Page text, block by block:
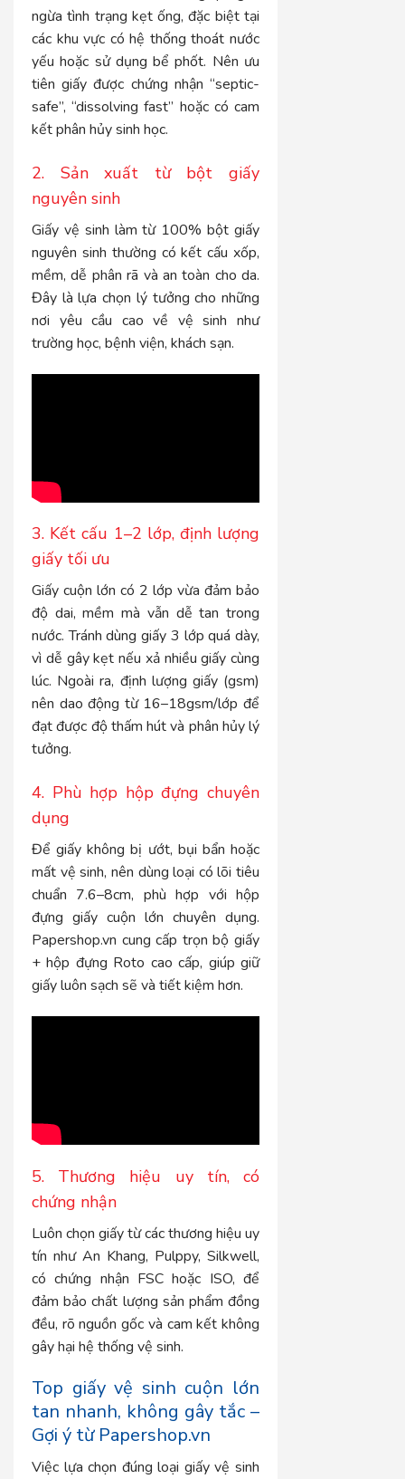
ngừa tình trạng kẹt ống, đặc biệt tại
các khu vực có hệ thống thoát nước
yếu hoặc sử dụng bể phốt. Nên ưu
tiên giấy được chứng nhận “septic-
safe”, “dissolving fast” hoặc có cam
kết phân hủy sinh học.
2. Sản xuất từ bột giấy
nguyên sinh
Giấy vệ sinh làm từ 100% bột giấy
nguyên sinh thường có kết cấu xốp,
mềm, dễ phân rã và an toàn cho da.
Đây là lựa chọn lý tưởng cho những
nơi yêu cầu cao về vệ sinh như
trường học, bệnh viện, khách sạn.
3. Kết cấu 1–2 lớp, định lượng
giấy tối ưu
Giấy cuộn lớn có 2 lớp vừa đảm bảo
độ dai, mềm mà vẫn dễ tan trong
nước. Tránh dùng giấy 3 lớp quá dày,
vì dễ gây kẹt nếu xả nhiều giấy cùng
lúc. Ngoài ra, định lượng giấy (gsm)
nên dao động từ 16–18gsm/lớp để
đạt được độ thấm hút và phân hủy lý
tưởng.
4. Phù hợp hộp đựng chuyên
dụng
Để giấy không bị ướt, bụi bẩn hoặc
mất vệ sinh, nên dùng loại có lõi tiêu
chuẩn 7.6–8cm, phù hợp với hộp
đựng giấy cuộn lớn chuyên dụng.
Papershop.vn cung cấp trọn bộ giấy
+ hộp đựng Roto cao cấp, giúp giữ
giấy luôn sạch sẽ và tiết kiệm hơn.
5. Thương hiệu uy tín, có
chứng nhận
Luôn chọn giấy từ các thương hiệu uy
tín như An Khang, Pulppy, Silkwell,
có chứng nhận FSC hoặc ISO, để
đảm bảo chất lượng sản phẩm đồng
đều, rõ nguồn gốc và cam kết không
gây hại hệ thống vệ sinh.
Top giấy vệ sinh cuộn lớn
tan nhanh, không gây tắc –
Gợi ý từ Papershop.vn
Việc lựa chọn đúng loại giấy vệ sinh